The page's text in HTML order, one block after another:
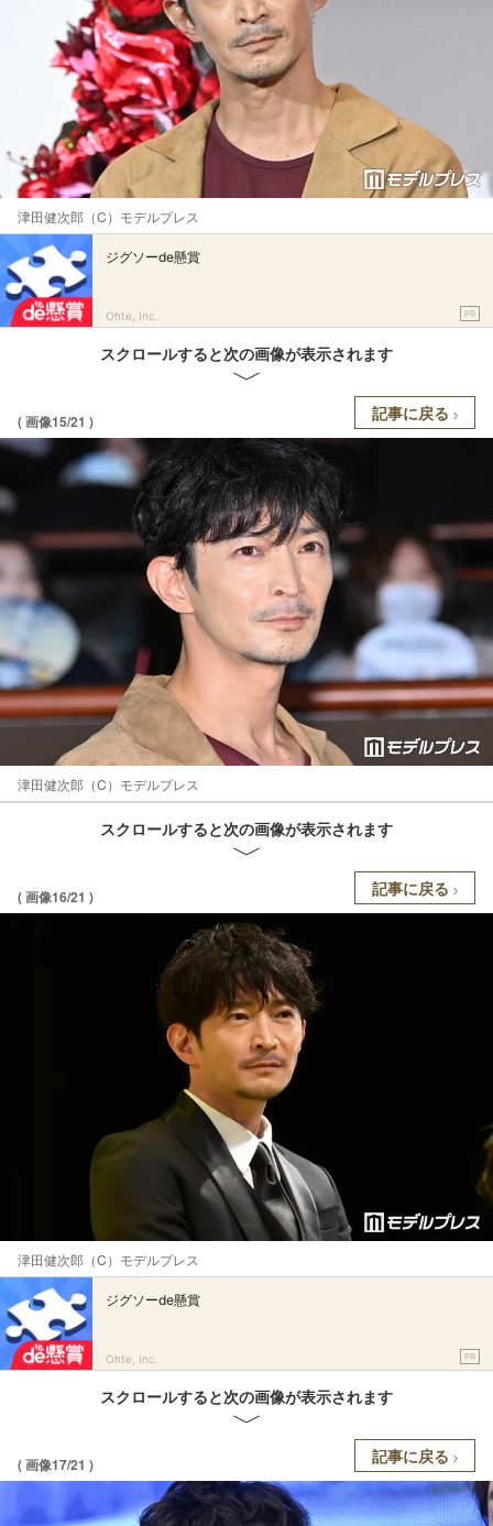
津田健次郎（C）モデルプレス
ジグソーde懸賞
Ohte, Inc. PR
スクロールすると次の画像が表示されます
( 画像15/21 ) 記事に戻る
津田健次郎（C）モデルプレス
スクロールすると次の画像が表示されます
( 画像16/21 ) 記事に戻る
津田健次郎（C）モデルプレス
ジグソーde懸賞
Ohte, Inc. PR
スクロールすると次の画像が表示されます
( 画像17/21 ) 記事に戻る